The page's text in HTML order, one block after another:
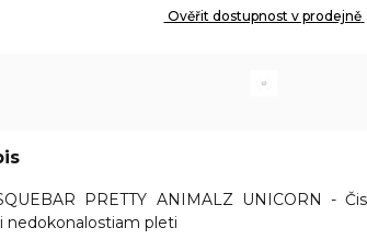
Ověřit dostupnost v prodejně
PRETTY ANIMALZ UNICORN -
nedokonalostiam pleti